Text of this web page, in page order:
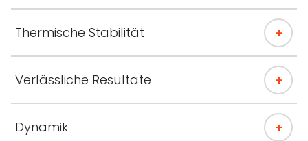
Thermische Stabilität
Verlässliche Resultate
Dynamik